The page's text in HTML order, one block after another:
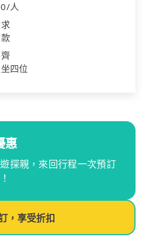
人
四位
惠
探親，來回行程一次預訂
，享受折扣